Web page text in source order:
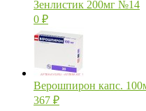
Зенлистик 200мг №14
0 ₽
Верошпирон капс.
367 ₽